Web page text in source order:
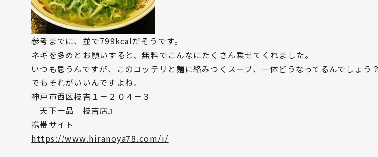
参考までに、並で799kcalだそうです。
ネギを多めとお願いすると、無料でこんなにたくさん乗せてくれました。
いつも思うんですが、このコッテリと麺に絡みつくスープ、一体どうなってるんでしょう？
でもそれがいいんですよね。
神戸市西区枝吉１－２０４－３
『天下一品 枝吉店』
携帯サイト
https://www.hiranoya78.com/i/